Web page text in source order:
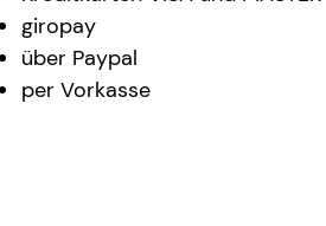
giropay
über Paypal
per Vorkasse